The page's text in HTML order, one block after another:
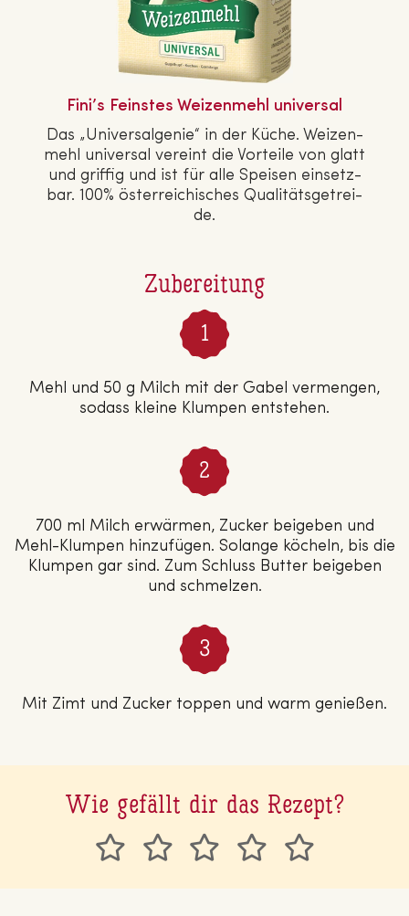
Zubereitung
Mehl und 50 g Milch mit der Gabel vermengen,
sodass kleine Klumpen entstehen.
700 ml Milch erwärmen, Zucker beigeben und
Mehl-Klumpen hinzufügen. Solange köcheln, bis die
Klumpen gar sind. Zum Schluss Butter beigeben
und schmelzen.
Mit Zimt und Zucker toppen und warm genießen.
Fini’s Feinstes Wei­zen­mehl universal
Das „Uni­ver­sal­ge­nie“ in der Küche. Wei­zen­
mehl universal vereint die Vorteile von glatt
und griffig und ist für alle Speisen ein­setz­
bar. 100% ös­ter­rei­chi­sches Qua­li­täts­ge­trei­
de.
Wie gefällt dir das Rezept?